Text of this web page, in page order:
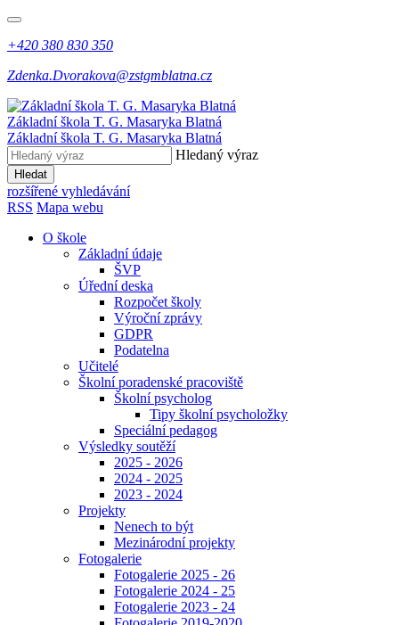
+420 380 830 350
Zdenka.Dvorakova@zstgmblatna.cz
Základní škola T. G. Masaryka Blatná
Základní škola T. G. Masaryka Blatná
Hledaný výraz
Hledat
rozšířené vyhledávání
RSS Mapa webu
O škole
Základní údaje
ŠVP
Úřední deska
Rozpočet školy
Výroční zprávy
GDPR
Podatelna
Učitelé
Školní poradenské pracoviště
Školní psycholog
Tipy školní psycholožky
Speciální pedagog
Výsledky soutěží
2025 - 2026
2024 - 2025
2023 - 2024
Projekty
Nenech to být
Mezinárodní projekty
Fotogalerie
Fotogalerie 2025 - 26
Fotogalerie 2024 - 25
Fotogalerie 2023 - 24